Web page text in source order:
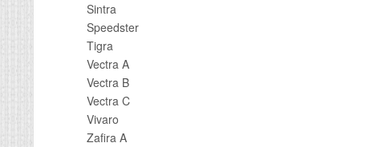
Sintra
Speedster
Tigra
Vectra A
Vectra B
Vectra C
Vivaro
Zafira A